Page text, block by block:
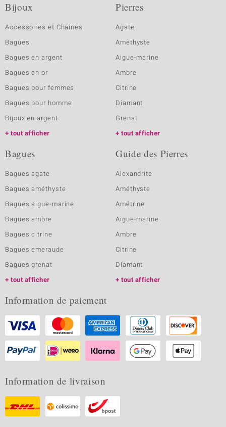
Bijoux
Accessoires et Chaines
Bagues
Bagues en argent
Bagues en or
Bagues pour femmes
Bagues pour homme
Bijoux en argent
tout afficher
Pierres
Agate
Amethyste
Aigue-marine
Ambre
Citrine
Diamant
Grenat
tout afficher
Bagues
Bagues agate
Bagues améthyste
Bagues aigue-marine
Bagues ambre
Bagues citrine
Bagues emeraude
Bagues grenat
tout afficher
Guide des Pierres
Alexandrite
Améthyste
Amétrine
Aigue-marine
Ambre
Citrine
Diamant
tout afficher
Information de paiement
Information de livraison